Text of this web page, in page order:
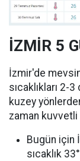
İZMİR 5
İzmir'de
sıcaklıkları 2-
kuzey
zaman
Bugün için
sıcaklık